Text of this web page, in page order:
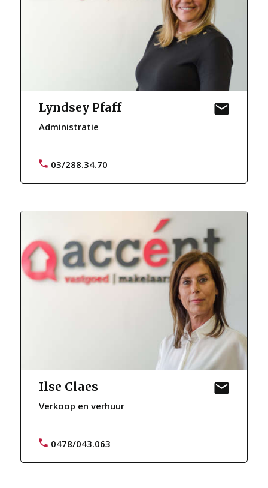
Lyndsey Pfaff
Administratie
03/288.34.70
Ilse Claes
Verkoop en verhuur
0478/043.063